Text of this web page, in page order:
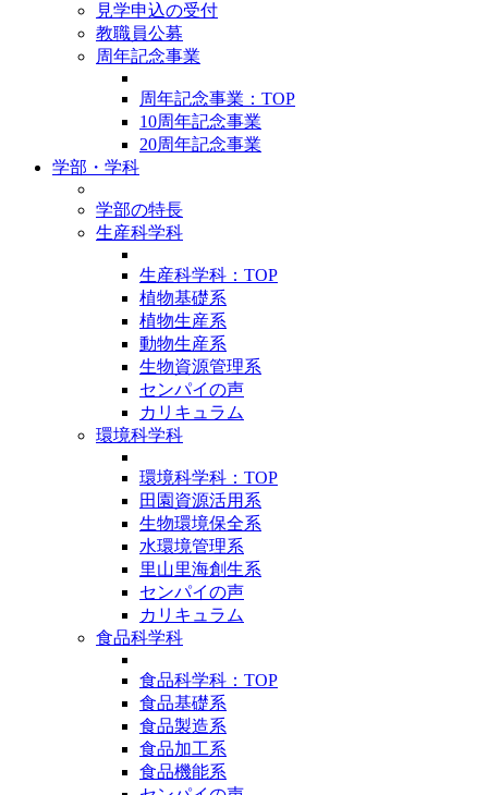
見学申込の受付
教職員公募
周年記念事業
周年記念事業：TOP
10周年記念事業
20周年記念事業
学部・学科
学部の特長
生産科学科
生産科学科：TOP
植物基礎系
植物生産系
動物生産系
生物資源管理系
センパイの声
カリキュラム
環境科学科
環境科学科：TOP
田園資源活用系
生物環境保全系
水環境管理系
里山里海創生系
センパイの声
カリキュラム
食品科学科
食品科学科：TOP
食品基礎系
食品製造系
食品加工系
食品機能系